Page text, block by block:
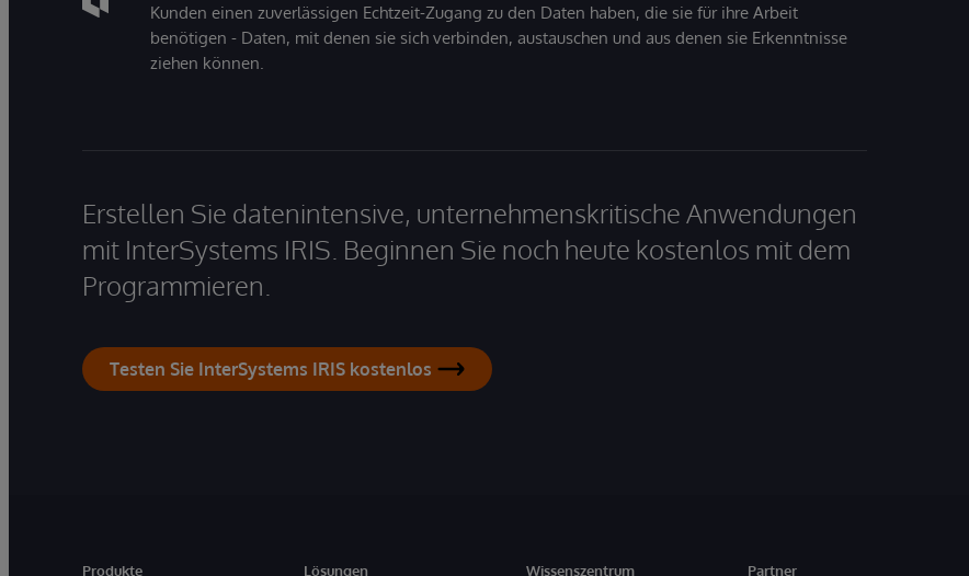
Kunden einen zuverlässigen Echtzeit-Zugang zu den Daten haben, die sie für ihre Arbeit
benötigen - Daten, mit denen sie sich verbinden, austauschen und aus denen sie Erkenntnisse
ziehen können.
Erstellen Sie datenintensive, unternehmenskritische Anwendungen
mit InterSystems IRIS. Beginnen Sie noch heute kostenlos mit dem
Programmieren.
Testen Sie InterSystems IRIS kostenlos
Produkte Lösungen Wissenszentrum Partner